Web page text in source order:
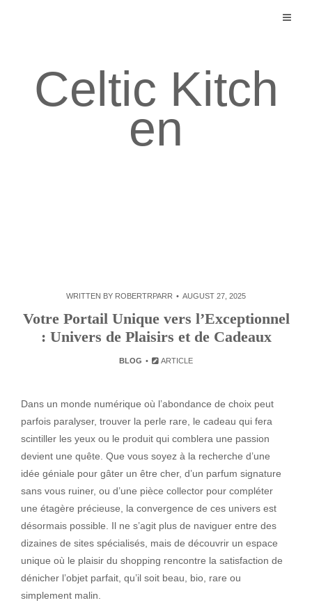
Celtic Kitch
en
WRITTEN BY ROBERTRPARR AUGUST 27, 2025
Votre Portail Unique vers l’Exceptionnel
: Univers de Plaisirs et de Cadeaux
BLOG ARTICLE
Dans un monde numérique où l’abondance de choix peut
parfois paralyser, trouver la perle rare, le cadeau qui fera
scintiller les yeux ou le produit qui comblera une passion
devient une quête. Que vous soyez à la recherche d’une
idée géniale pour gâter un être cher, d’un parfum signature
sans vous ruiner, ou d’une pièce collector pour compléter
une étagère précieuse, la convergence de ces univers est
désormais possible. Il ne s’agit plus de naviguer entre des
dizaines de sites spécialisés, mais de découvrir un espace
unique où le plaisir du shopping rencontre la satisfaction de
dénicher l’objet parfait, qu’il soit beau, bio, rare ou
simplement malin.